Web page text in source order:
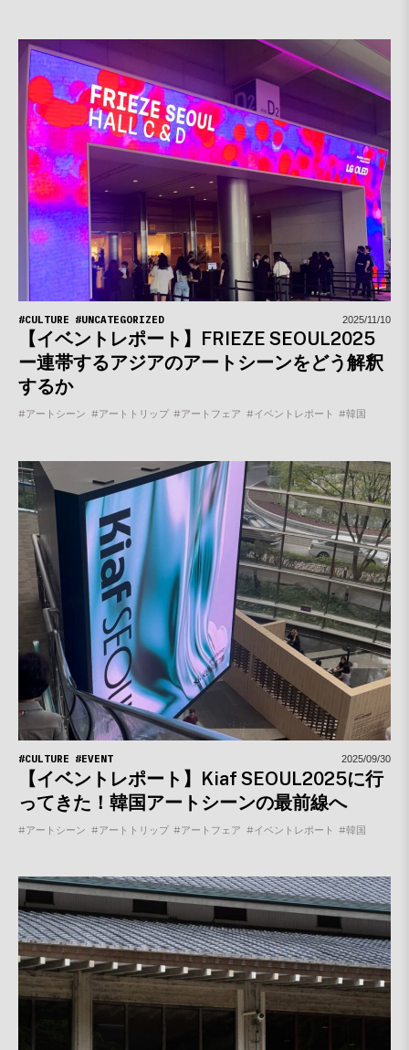
#CULTURE #UNCATEGORIZED
【イベントレポート】FRIEZE SEOUL2025
ー連帯するアジアのアートシーンをどう解釈
するか
#アートシーン #アートトリップ #アートフェア #イベントレポート #韓国
2025/11/10
#CULTURE #EVENT
【イベントレポート】Kiaf SEOUL2025に行
ってきた！韓国アートシーンの最前線へ
#アートシーン #アートトリップ #アートフェア #イベントレポート #韓国
2025/09/30